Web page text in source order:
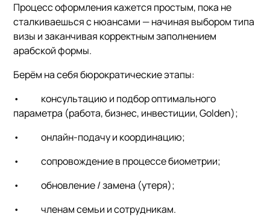
Процесс оформления кажется простым, пока не
сталкиваешься с нюансами — начиная выбором типа
визы и заканчивая корректным заполнением
арабской формы.
Берём на себя бюрократические этапы:
• консультацию и подбор оптимального
параметра (работа, бизнес, инвестиции, Golden);
• онлайн-подачу и координацию;
• сопровождение в процессе биометрии;
• обновление / замена (утеря);
• членам семьи и сотрудникам.